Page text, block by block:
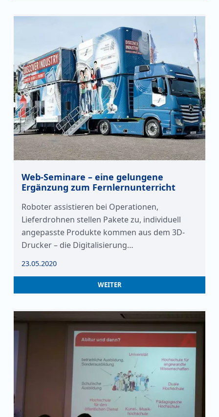
Web-Seminare – eine gelungene
Ergänzung zum Fernlernunterricht
Roboter assistieren bei Operationen,
Lieferdrohnen stellen Pakete zu, individuell
angepasste Produkte kommen aus dem 3D-
Drucker – die Digitalisierung…
23.05.2020
WEITER